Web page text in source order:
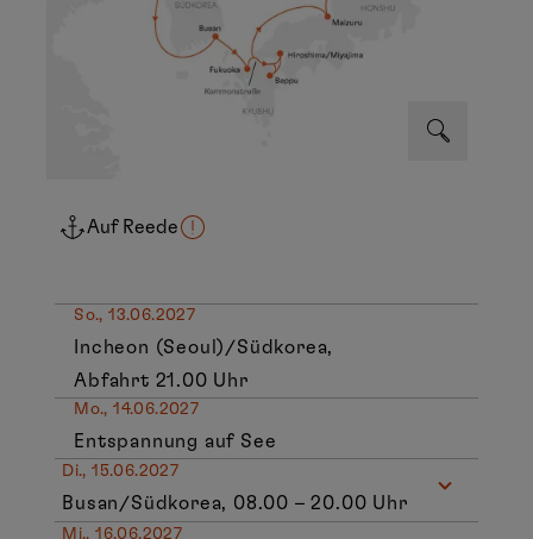
Auf Reede
So., 13.06.2027
Incheon (Seoul)/Südkorea,
Abfahrt 21.00 Uhr
Mo., 14.06.2027
Entspannung auf See
Di., 15.06.2027
Busan/Südkorea, 08.00 – 20.00 Uhr
Mi., 16.06.2027